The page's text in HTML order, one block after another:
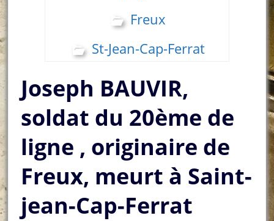
Freux
St-Jean-Cap-Ferrat
Joseph BAUVIR,
soldat du 20ème de
ligne , originaire de
Freux, meurt à Saint-
jean-Cap-Ferrat